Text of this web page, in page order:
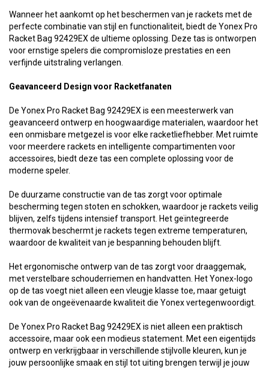
Wanneer het aankomt op het beschermen van je rackets met de
perfecte combinatie van stijl en functionaliteit, biedt de Yonex Pro
Racket Bag 92429EX de ultieme oplossing. Deze tas is ontworpen
voor ernstige spelers die compromisloze prestaties en een
verfijnde uitstraling verlangen.
Geavanceerd Design voor Racketfanaten
De Yonex Pro Racket Bag 92429EX is een meesterwerk van
geavanceerd ontwerp en hoogwaardige materialen, waardoor het
een onmisbare metgezel is voor elke racketliefhebber. Met ruimte
voor meerdere rackets en intelligente compartimenten voor
accessoires, biedt deze tas een complete oplossing voor de
moderne speler.
De duurzame constructie van de tas zorgt voor optimale
bescherming tegen stoten en schokken, waardoor je rackets veilig
blijven, zelfs tijdens intensief transport. Het geïntegreerde
thermovak beschermt je rackets tegen extreme temperaturen,
waardoor de kwaliteit van je bespanning behouden blijft.
Het ergonomische ontwerp van de tas zorgt voor draaggemak,
met verstelbare schouderriemen en handvatten. Het Yonex-logo
op de tas voegt niet alleen een vleugje klasse toe, maar getuigt
ook van de ongeëvenaarde kwaliteit die Yonex vertegenwoordigt.
De Yonex Pro Racket Bag 92429EX is niet alleen een praktisch
accessoire, maar ook een modieus statement. Met een eigentijds
ontwerp en verkrijgbaar in verschillende stijlvolle kleuren, kun je
jouw persoonlijke smaak en stijl tot uiting brengen terwijl je jouw